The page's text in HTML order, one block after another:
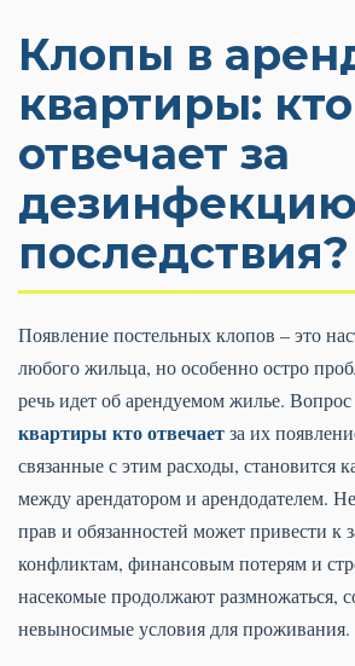
Клопы в
квартиры: кто
отвечает за
последствия?
Появление постельных клопов – это
любого жильца, но особенно остро
речь идет об арендуемом жилье. Вопрос
квартиры кто отвечаетза их
связанные с этим расходы, становится
между арендатором и арендодателем.
прав и обязанностей может привести к
конфликтам, финансовым потерям и
насекомые продолжают размножаться,
невыносимые условия для проживания.